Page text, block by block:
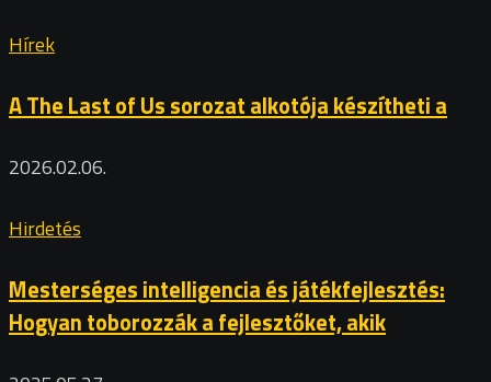
Hírek
A The Last of Us sorozat alkotója készítheti a
2026.02.06.
Hirdetés
Mesterséges intelligencia és játékfejlesztés:
Hogyan toborozzák a fejlesztőket, akik